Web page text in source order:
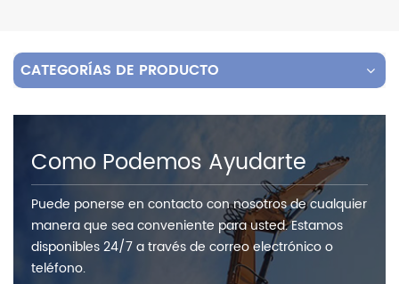
CATEGORÍAS DE PRODUCTO
Como Podemos Ayudarte
Puede ponerse en contacto con nosotros de cualquier
manera que sea conveniente para usted. Estamos
disponibles 24/7 a través de correo electrónico o
teléfono.